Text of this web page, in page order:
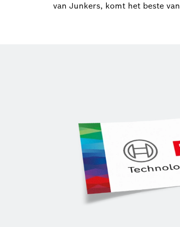
van Junkers, komt het beste